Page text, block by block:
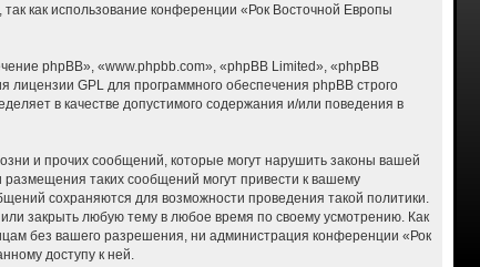
как использование конференции «Рок Восточной Европы
phpBB», «www.phpbb.com», «phpBB Limited», «phpBB
лицензии GPL для программного обеспечения phpBB строго
в качестве допустимого содержания и/или поведения в
и прочих сообщений, которые могут нарушить законы вашей
таких сообщений могут привести к вашему
сохраняются для возможности проведения такой политики.
закрыть любую тему в любое время по своему усмотрению. Как
без вашего разрешения, ни администрация конференции «Рок
доступу к ней.